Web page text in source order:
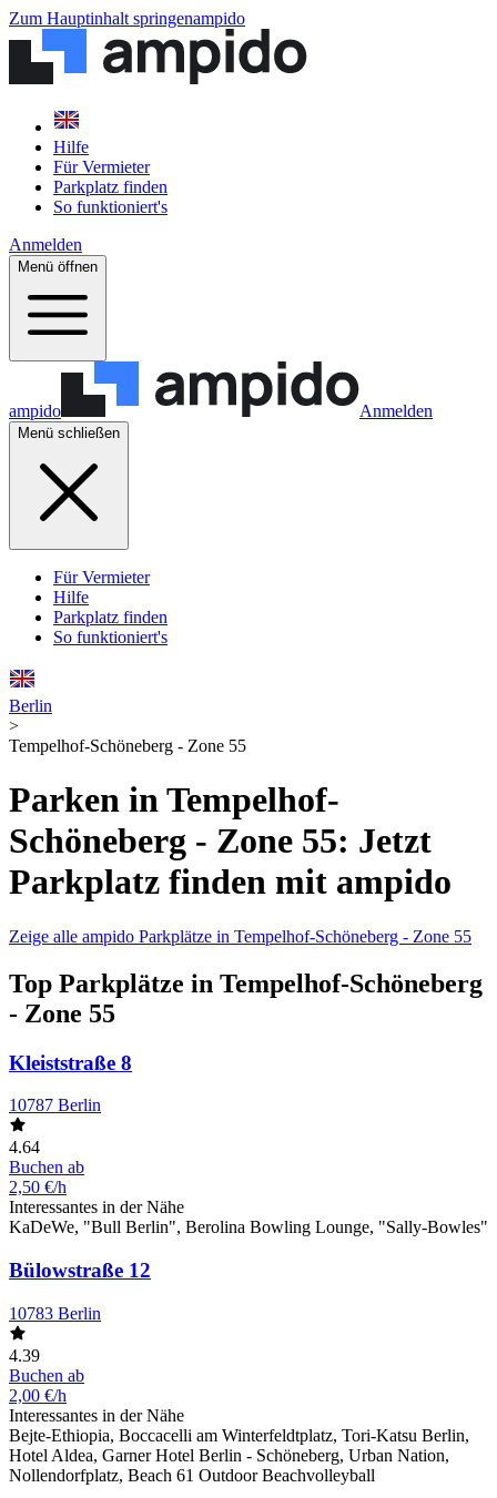
Zum Hauptinhalt springenampido
Hilfe
Für Vermieter
Parkplatz finden
So funktioniert's
Anmelden
Menü öffnen
ampido Anmelden
Menü schließen
Für Vermieter
Hilfe
Parkplatz finden
So funktioniert's
Berlin
>
Tempelhof-Schöneberg - Zone 55
Parken in Tempelhof-
Schöneberg - Zone 55: Jetzt
Parkplatz finden mit ampido
Zeige alle ampido Parkplätze in Tempelhof-Schöneberg - Zone 55
Top Parkplätze in Tempelhof-Schöneberg
- Zone 55
Kleiststraße 8
10787 Berlin
4.64
Buchen ab
2,50 €/h
Interessantes in der Nähe
KaDeWe, "Bull Berlin", Berolina Bowling Lounge, "Sally-Bowles"
Bülowstraße 12
10783 Berlin
4.39
Buchen ab
2,00 €/h
Interessantes in der Nähe
Bejte-Ethiopia, Boccacelli am Winterfeldtplatz, Tori-Katsu Berlin,
Hotel Aldea, Garner Hotel Berlin - Schöneberg, Urban Nation,
Nollendorfplatz, Beach 61 Outdoor Beachvolleyball